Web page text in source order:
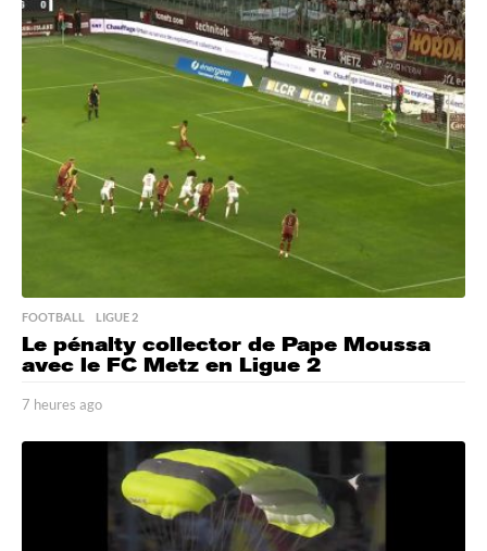
r
e
s
FOOTBALL ,LIGUE 2
Le pénalty collector de Pape Moussa
avec le FC Metz en Ligue 2
7 heures ago
e